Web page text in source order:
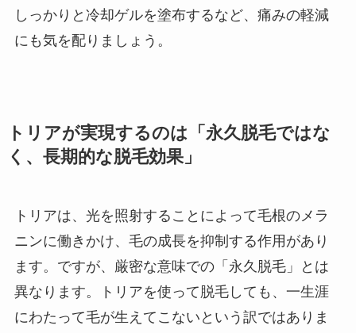
しっかりと冷却ゲルを塗布するなど、痛みの軽減
にも気を配りましょう。
トリアが実現するのは「永久脱毛ではな
く、長期的な脱毛効果」
トリアは、光を照射することによって毛根のメラ
ニンに働きかけ、毛の成長を抑制する作用があり
ます。ですが、厳密な意味での「永久脱毛」とは
異なります。トリアを使って脱毛しても、一生涯
にわたって毛が生えてこないという訳ではありま